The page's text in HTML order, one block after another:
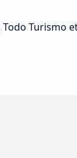
Todo Turismo